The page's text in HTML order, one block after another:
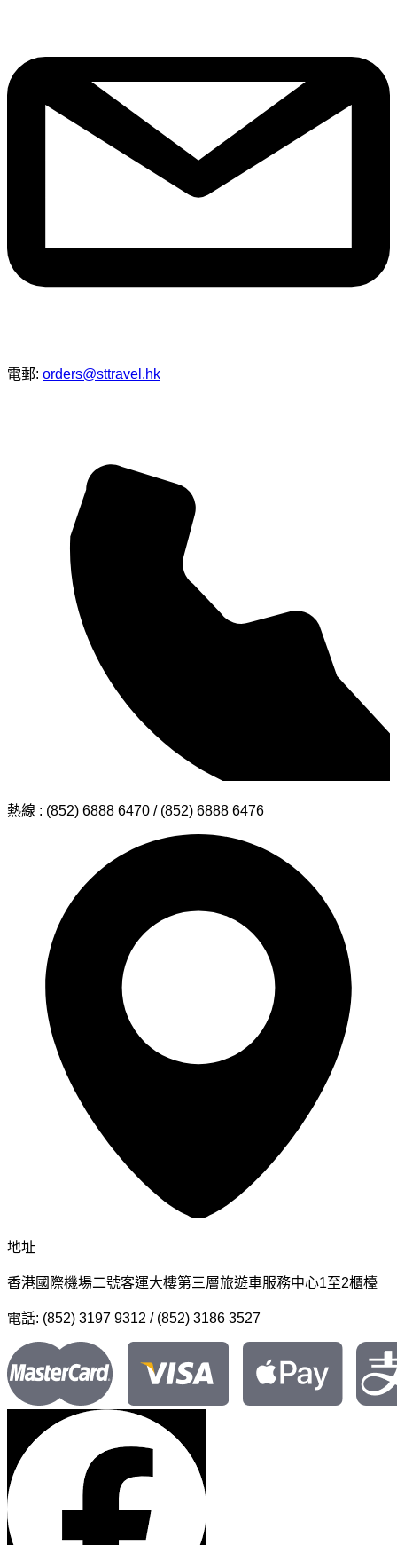
電郵: orders@sttravel.hk
熱線 : (852) 6888 6470 / (852) 6888 6476
地址
香港國際機場二號客運大樓第三層旅遊車服務中心1至2櫃檯
電話: (852) 3197 9312 / (852) 3186 3527